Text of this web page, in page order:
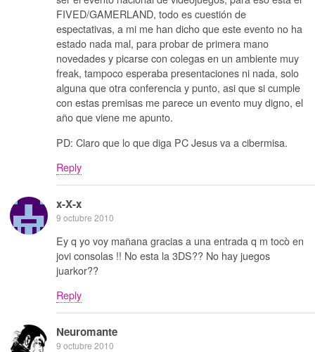
FIVED/GAMERLAND, todo es cuestión de
espectativas, a mi me han dicho que este evento no ha
estado nada mal, para probar de primera mano
novedades y picarse con colegas en un ambiente muy
freak, tampoco esperaba presentaciones ni nada, solo
alguna que otra conferencia y punto, asi que si cumple
con estas premisas me parece un evento muy digno, el
año que viene me apunto.
PD: Claro que lo que diga PC Jesus va a cibermisa.
Reply
x-X-x
9 octubre 2010
Ey q yo voy mañana gracias a una entrada q m tocò en
jovi consolas !! No esta la 3DS?? No hay juegos
juarkor??
Reply
Neuromante
9 octubre 2010